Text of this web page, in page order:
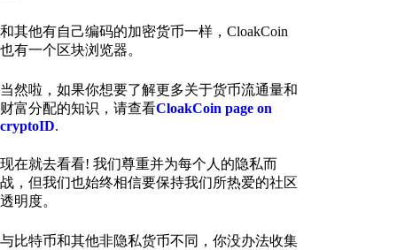
和其他有自己编码的加密货币一样，CloakCoin
也有一个区块浏览器。
当然啦，如果你想要了解更多关于货币流通量和
财富分配的知识，请查看CloakCoin page on
cryptoID.
现在就去看看! 我们尊重并为每个人的隐私而
战，但我们也始终相信要保持我们所热爱的社区
透明度。
与比特币和其他非隐私货币不同，你没办法收集